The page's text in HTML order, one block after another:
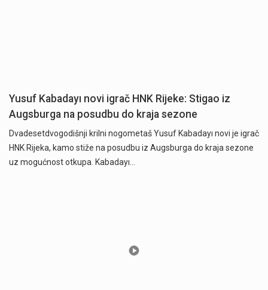
Yusuf Kabadayı novi igrač HNK Rijeke: Stigao iz
Augsburga na posudbu do kraja sezone
Dvadesetdvogodišnji krilni nogometaš Yusuf Kabadayı novi je igrač
HNK Rijeka, kamo stiže na posudbu iz Augsburga do kraja sezone
uz mogućnost otkupa. Kabadayı…